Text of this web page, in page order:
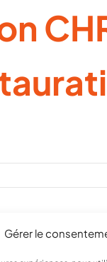
Gérer le